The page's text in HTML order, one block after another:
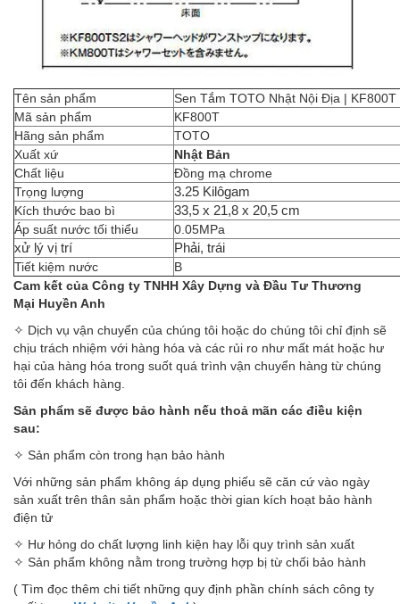
Tên sản phẩm
Sen Tắm TOTO Nhật Nội Địa | KF800T
Mã sản phẩm
KF800T
Hãng sản phẩm
TOTO
Xuất xứ
Nhật Bản
Chất liệu
Đồng mạ chrome
Trọng lượng
3.25 Kilôgam
Kích thước bao bì
‎33,5 x 21,8 x 20,5 cm
Áp suất nước tối thiểu
0.05MPa
xử lý vị trí
Phải, trái
Tiết kiệm nước
B
Cam kết của Công ty TNHH Xây Dựng và Đầu Tư Thương
Mại Huyền Anh
✧ Dịch vụ vận chuyển của chúng tôi hoặc do chúng tôi chỉ định sẽ
chịu trách nhiệm với hàng hóa và các rủi ro như mất mát hoặc hư
hại của hàng hóa trong suốt quá trình vận chuyển hàng từ chúng
tôi đến khách hàng.
Sản phẩm sẽ được bảo hành nếu thoả mãn các điều kiện
sau:
✧ Sản phẩm còn trong hạn bảo hành
Với những sản phẩm không áp dụng phiếu sẽ căn cứ vào ngày
sản xuất trên thân sản phẩm hoặc thời gian kích hoạt bảo hành
điện tử
✧ Hư hỏng do chất lượng linh kiện hay lỗi quy trình sản xuất
✧ Sản phẩm không nằm trong trường hợp bị từ chối bảo hành
( Tìm đọc thêm chi tiết những quy định phần chính sách công ty